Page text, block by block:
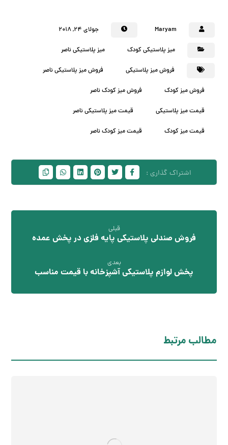
Maryam جولای ۲۴, ۲۰۱۸
میز پلاستیکی کودک میز پلاستیکی ناصر
فروش میز پلاستیکی فروش میز پلاستیکی ناصر
فروش میز کودک فروش میز کودک ناصر
قیمت میز پلاستیکی قیمت میز پلاستیکی ناصر
قیمت میز کودک قیمت میز کودک ناصر
قبلی
فروش صندلی پلاستیکی پایه فلزی در پخش عمده
بعدی
پخش لوازم پلاستیکی آشپزخانه با قیمت مناسب
مطالب مرتبط